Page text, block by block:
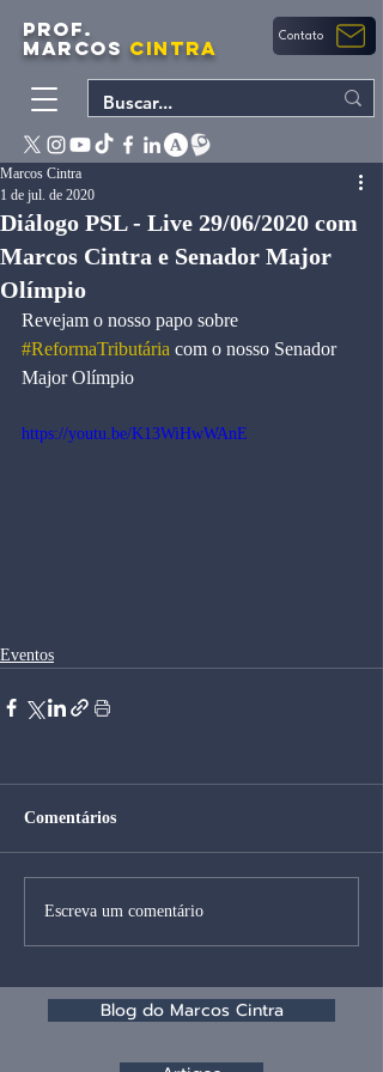
PROF.
MARCOS CINTRA Contato
Diálogo PSL - Live 29/06/2020 com
Marcos Cintra e Senador Major
Olímpio
Marcos Cintra
1 de jul. de 2020
Revejam o nosso papo sobre
#ReformaTributária com o nosso Senador
Major Olímpio
https://youtu.be/K13WiHwWAnE
Eventos
Comentários
Escreva um comentário
Blog do Marcos Cintra